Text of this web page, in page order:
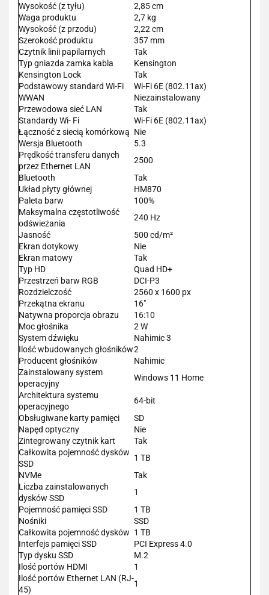
Wysokość (z tyłu)
2,85 cm
Waga produktu
2,7 kg
Wysokość (z przodu)
2,22 cm
Szerokość produktu
357 mm
Czytnik linii papilarnych
Tak
Typ gniazda zamka kabla
Kensington
Kensington Lock
Tak
Podstawowy standard Wi-Fi
Wi-Fi 6E (802.11ax)
WWAN
Niezainstalowany
Przewodowa sieć LAN
Tak
Standardy Wi- Fi
Wi-Fi 6E (802.11ax)
Łączność z siecią komórkową Nie
Wersja Bluetooth
5.3
Prędkość transferu danych
przez Ethernet LAN
2500
Bluetooth
Tak
Układ płyty głównej
HM870
Paleta barw
100%
Maksymalna częstotliwość
odświeżania
240 Hz
Jasność
500 cd/m²
Ekran dotykowy
Nie
Ekran matowy
Tak
Typ HD
Quad HD+
Przestrzeń barw RGB
DCI-P3
Rozdzielczość
2560 x 1600 px
Przekątna ekranu
16"
Natywna proporcja obrazu
16:10
Moc głośnika
2 W
System dźwięku
Nahimic 3
Ilość wbudowanych głośników2
Producent głośników
Nahimic
Zainstalowany system
operacyjny
Windows 11 Home
Architektura systemu
operacyjnego
64-bit
Obsługiwane karty pamięci
SD
Napęd optyczny
Nie
Zintegrowany czytnik kart
Tak
Całkowita pojemność dysków
SSD
1 TB
NVMe
Tak
Liczba zainstalowanych
dysków SSD
1
Pojemność pamięci SSD
1 TB
Nośniki
SSD
Całkowita pojemność dysków 1 TB
Interfejs pamięci SSD
PCI Express 4.0
Typ dysku SSD
M.2
Ilość portów HDMI
1
Ilość portów Ethernet LAN (RJ-
45)
1